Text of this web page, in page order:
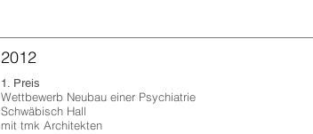
2012
1. Preis
Wettbewerb Neubau einer Psychiatrie
Schwäbisch Hall
mit tmk Architekten